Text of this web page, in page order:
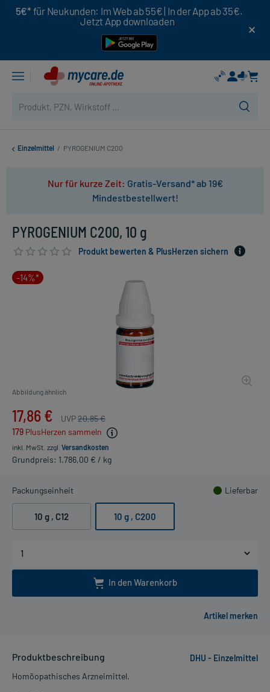
5€* für Neukunden: Im Web ab 55€ | In der App ab 35€.
Jetzt App downloaden
Einzelmittel / PYROGENIUM C200
Nur für kurze Zeit: Gratis-Versand* ab 19€
Mindestbestellwert!
PYROGENIUM C200, 10 g
Produkt bewerten & PlusHerzen sichern
-14%*
Abbildung ähnlich
17,86 € UVP20,85 €
179 PlusHerzen sammeln
inkl. MwSt. zzgl. Versandkosten
Grundpreis: 1.786,00 € / kg
Packungseinheit Lieferbar
10 g , C12 10 g , C200
In den Warenkorb
Produktbeschreibung
DHU - Einzelmittel
Homöopathisches Arzneimittel.